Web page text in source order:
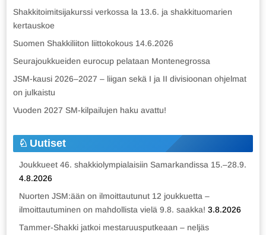
Shakkitoimitsijakurssi verkossa la 13.6. ja shakkituomarien
kertauskoe
Suomen Shakkiliiton liittokokous 14.6.2026
Seurajoukkueiden eurocup pelataan Montenegrossa
JSM-kausi 2026–2027 – liigan sekä I ja II divisioonan ohjelmat
on julkaistu
Vuoden 2027 SM-kilpailujen haku avattu!
Uutiset
Joukkueet 46. shakkiolympialaisiin Samarkandissa 15.–28.9.
4.8.2026
Nuorten JSM:ään on ilmoittautunut 12 joukkuetta –
ilmoittautuminen on mahdollista vielä 9.8. saakka! 3.8.2026
Tammer-Shakki jatkoi mestaruusputkeaan – neljäs